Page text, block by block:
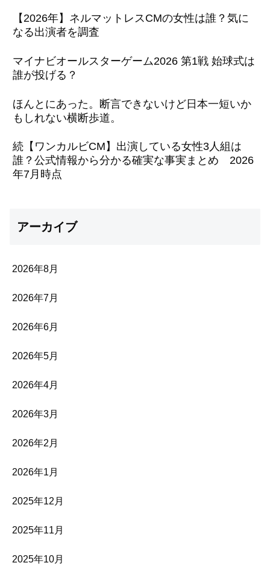
【2026年】ネルマットレスCMの女性は誰？気に
なる出演者を調査
マイナビオールスターゲーム2026 第1戦 始球式は
誰が投げる？
ほんとにあった。断言できないけど日本一短いか
もしれない横断歩道。
続【ワンカルビCM】出演している女性3人組は
誰？公式情報から分かる確実な事実まとめ 2026
年7月時点
アーカイブ
2026年8月
2026年7月
2026年6月
2026年5月
2026年4月
2026年3月
2026年2月
2026年1月
2025年12月
2025年11月
2025年10月